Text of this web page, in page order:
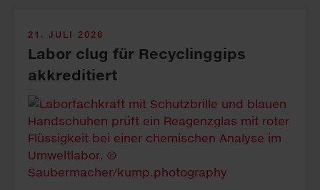
21. JULI 2026
Labor clug für Recyclinggips
akkreditiert